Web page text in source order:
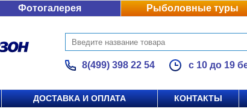
Фотогалерея Рыболовные туры
8(499) 398 22 54 с 10 до 19
ДОСТАВКА И ОПЛАТА КОНТАКТЫ